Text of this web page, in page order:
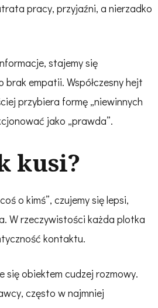
pracy, przyjaźni, a nierzadko
stajemy się
empatii. Współczesny hejt
przybiera formę „niewinnych
jako „prawda”.
kusi?
o kimś”, czujemy się lepsi,
W rzeczywistości każda plotka
kontaktu.
się obiektem cudzej rozmowy.
często w najmniej